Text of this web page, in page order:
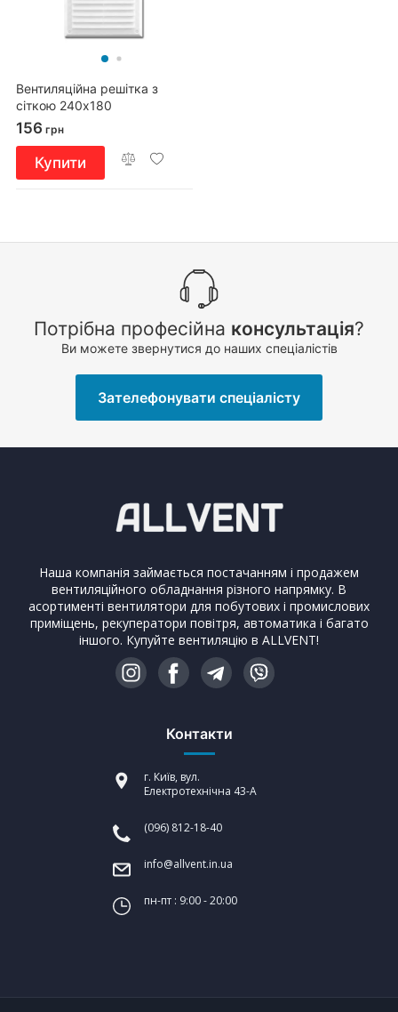
Вентиляційна решітка з
сіткою 240x180
156 грн
Купити
Потрібна професійна консультація?
Ви можете звернутися до наших спеціалістів
Зателефонувати спеціалісту
Наша компанія займається постачанням і продажем
вентиляційного обладнання різного напрямку. В
асортименті вентилятори для побутових і промислових
приміщень, рекуператори повітря, автоматика і багато
іншого. Купуйте вентиляцію в ALLVENT!
Контакти
г. Київ, вул.
Електротехнічна 43-А
(096) 812-18-40
info@allvent.in.ua
пн-пт : 9:00 - 20:00